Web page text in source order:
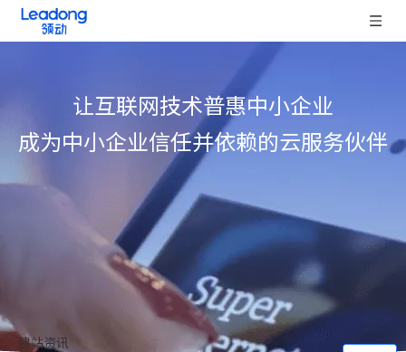
让互联网技术普惠中小企业
成为中小企业信任并依赖的云服务伙伴
建站资讯